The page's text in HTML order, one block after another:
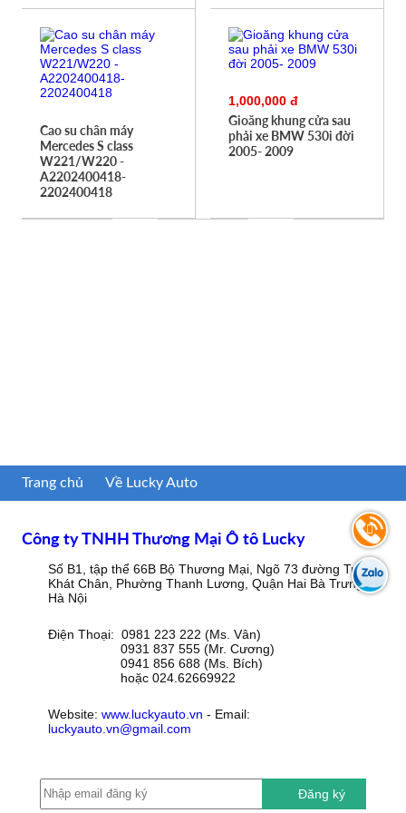
Cao su chân máy
Mercedes S class
W221/W220 -
A2202400418-
2202400418
1,000,000 đ
Gioăng khung cửa sau
phải xe BMW 530i đời
2005- 2009
Trang chủ Về Lucky Auto
Công ty TNHH Thương Mại Ô tô Lucky
Số B1, tập thể 66B Bộ Thương Mại, Ngõ 73 đường Trần
Khát Chân, Phường Thanh Lương, Quận Hai Bà Trưng,
Hà Nội
Điện Thoại: 0981 223 222 (Ms. Vân)
0931 837 555 (Mr. Cương)
0941 856 688 (Ms. Bích)
hoặc 024.62669922
Website: www.luckyauto.vn - Email:
luckyauto.vn@gmail.com
Đăng ký